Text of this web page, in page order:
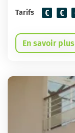
Tarifs
En savoir plus